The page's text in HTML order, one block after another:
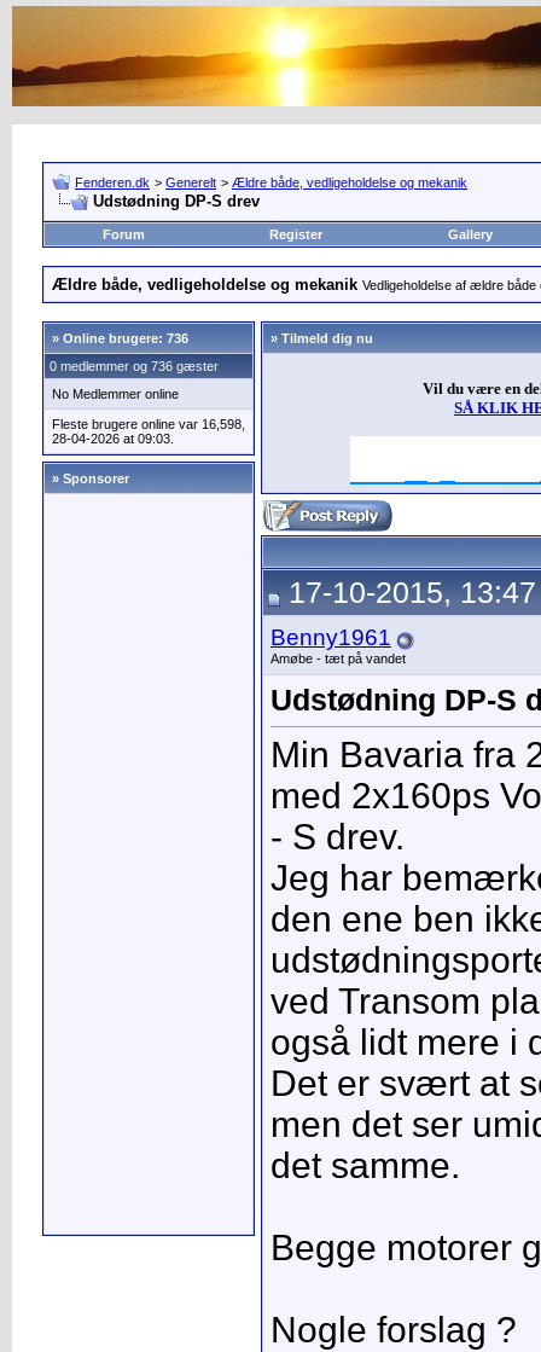
Fenderen.dk > Generelt > Ældre både, vedligeholdelse og mekanik
Udstødning DP-S drev
Forum Register Gallery
Ældre både, vedligeholdelse og mekanik Vedligeholdelse af ældre
» Online brugere: 736
0 medlemmer og 736 gæster
No Medlemmer online
Fleste brugere online var 16,598,
28-04-2026 at 09:03.
» Sponsorer
» Tilmeld dig nu
Vil du være en
SÅ KLIK
17-10-2015, 13:47
Benny1961
Amøbe - tæt på vandet
Udstødning DP-S
Min Bavaria fra
med 2x160ps
- S drev.
Jeg har
den ene ben
ved Transom
også lidt mere i
Det er svært at
men det ser
det samme.
Begge motorer
Nogle forslag ?